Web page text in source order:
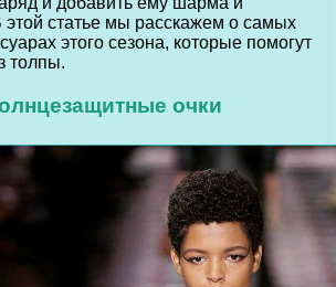
этой статье мы расскажем о самых
этого сезона, которые помогут
толпы.
очки